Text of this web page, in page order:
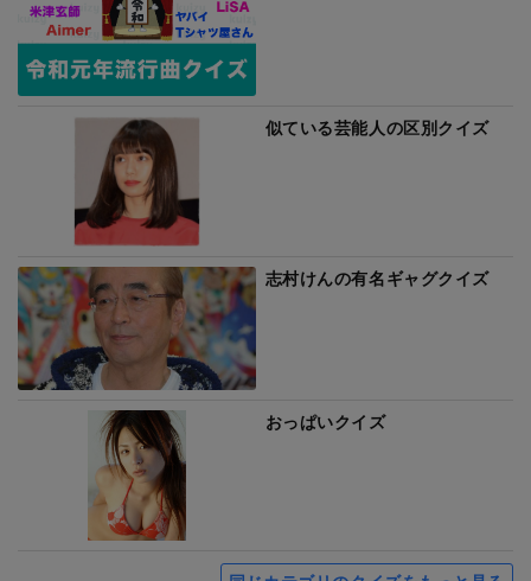
似ている芸能人の区別クイズ
志村けんの有名ギャグクイズ
おっぱいクイズ